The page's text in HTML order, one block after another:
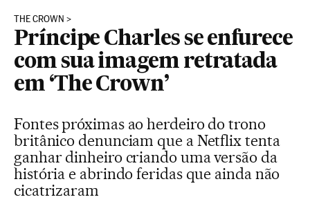
THE CROWN
Príncipe Charles se enfurece
com sua imagem retratada
em ‘The Crown’
Fontes próximas ao herdeiro do trono
britânico denunciam que a Netflix tenta
ganhar dinheiro criando uma versão da
história e abrindo feridas que ainda não
cicatrizaram